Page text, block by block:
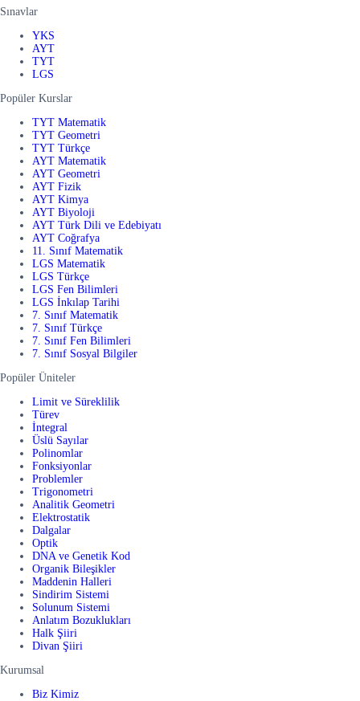
Sınavlar
YKS
AYT
TYT
LGS
Popüler Kurslar
TYT Matematik
TYT Geometri
TYT Türkçe
AYT Matematik
AYT Geometri
AYT Fizik
AYT Kimya
AYT Biyoloji
AYT Türk Dili ve Edebiyatı
AYT Coğrafya
11. Sınıf Matematik
LGS Matematik
LGS Türkçe
LGS Fen Bilimleri
LGS İnkılap Tarihi
7. Sınıf Matematik
7. Sınıf Türkçe
7. Sınıf Fen Bilimleri
7. Sınıf Sosyal Bilgiler
Popüler Üniteler
Limit ve Süreklilik
Türev
İntegral
Üslü Sayılar
Polinomlar
Fonksiyonlar
Problemler
Trigonometri
Analitik Geometri
Elektrostatik
Dalgalar
Optik
DNA ve Genetik Kod
Organik Bileşikler
Maddenin Halleri
Sindirim Sistemi
Solunum Sistemi
Anlatım Bozuklukları
Halk Şiiri
Divan Şiiri
Kurumsal
Biz Kimiz